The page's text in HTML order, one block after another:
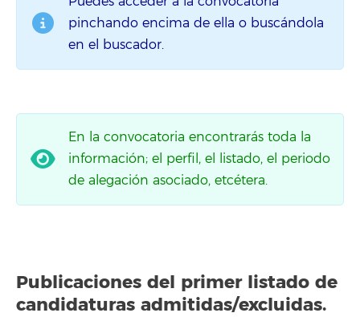
pinchando encima de ella o buscándola
en el buscador.
En la convocatoria encontrarás toda la
información; el perfil, el listado, el periodo
de alegación asociado, etcétera.
Publicaciones del primer listado de
candidaturas admitidas/excluidas.